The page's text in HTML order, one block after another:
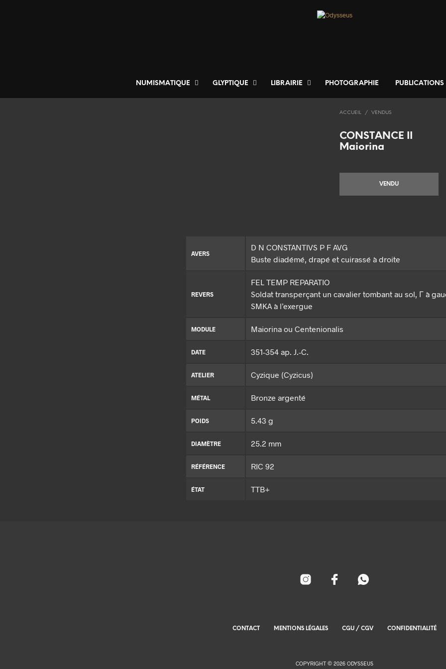
NUMISMATIQUE GLYPTIQUE LIBRAIRIE PHOTOGRAPHIE PUBLICATIONS
ACCUEIL / VENDUS
CONSTANCE II
Maiorina
VENDU
AVERS
D N CONSTANTIVS P F AVG
Buste diadémé, drapé et cuirassé à droite
REVERS
FEL TEMP REPARATIO
Soldat transperçant un cavalier tombant au sol, Γ à
SMKA à l’exergue
MODULE Maiorina ou Centenionalis
DATE 351-354 ap. J.-C.
ATELIER Cyzique (Cyzicus)
MÉTAL Bronze argenté
POIDS 5.43 g
DIAMÈTRE 25.2 mm
RÉFÉRENCE RIC 92
ÉTAT TTB+
CONTACT MENTIONS LÉGALES CGU / CGV CONFIDENTIALITÉ
COPYRIGHT © 2026 ODYSSEUS